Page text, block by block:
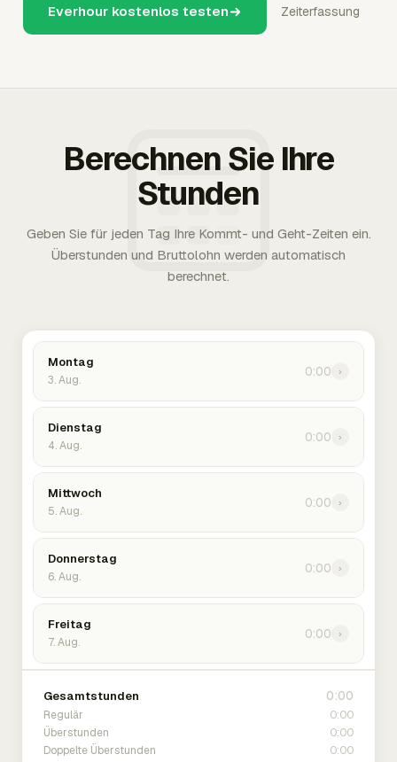
Everhour kostenlos testen Zeiterfassung
Berechnen Sie Ihre
Stunden
Geben Sie für jeden Tag Ihre Kommt- und Geht-Zeiten ein.
Überstunden und Bruttolohn werden automatisch
berechnet.
Montag
3. Aug.
0:00 ›
Dienstag
4. Aug.
0:00 ›
Mittwoch
5. Aug.
0:00 ›
Donnerstag
6. Aug.
0:00 ›
Freitag
7. Aug.
0:00 ›
Gesamtstunden 0:00
Regulär 0:00
Überstunden 0:00
Doppelte Überstunden 0:00